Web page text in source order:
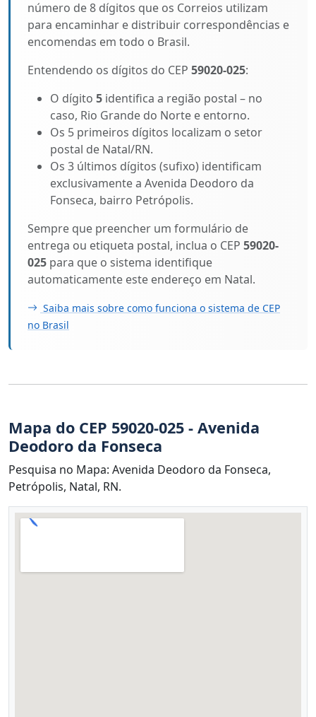
número de 8 dígitos que os Correios utilizam
para encaminhar e distribuir correspondências e
encomendas em todo o Brasil.
Entendendo os dígitos do CEP 59020-025:
O dígito 5 identifica a região postal – no
caso, Rio Grande do Norte e entorno.
Os 5 primeiros dígitos localizam o setor
postal de Natal/RN.
Os 3 últimos dígitos (sufixo) identificam
exclusivamente a Avenida Deodoro da
Fonseca, bairro Petrópolis.
Sempre que preencher um formulário de
entrega ou etiqueta postal, inclua o CEP 59020-
025 para que o sistema identifique
automaticamente este endereço em Natal.
Saiba mais sobre como funciona o sistema de CEP
no Brasil
Mapa do CEP 59020-025 - Avenida
Deodoro da Fonseca
Pesquisa no Mapa: Avenida Deodoro da Fonseca,
Petrópolis, Natal, RN.